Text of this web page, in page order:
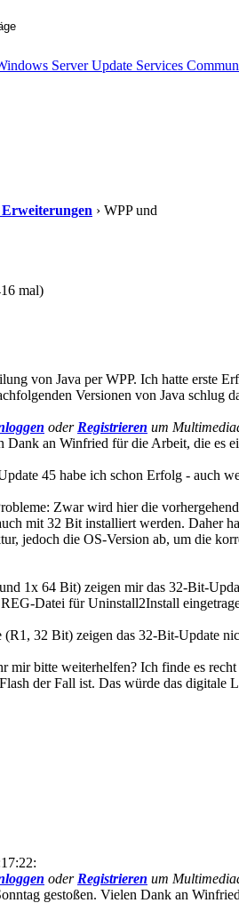
› WPP und
mal)
von Java per WPP. Ich hatte erste
Versionen von Java schlug
oder Registrieren um
an Winfried für die Arbeit, die es
45 habe ich schon Erfolg - auch
Zwar wird hier die
mit 32 Bit installiert werden. Daher
jedoch die OS-Version ab, um die
1x 64 Bit) zeigen mir das 32-Bit-
Datei für Uninstall2Install
32 Bit) zeigen das 32-Bit-Update
mir bitte weiterhelfen? Ich finde es
der Fall ist. Das würde das digitale
oder Registrieren um
gestoßen. Vielen Dank an